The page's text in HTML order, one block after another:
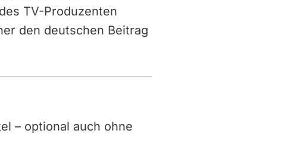
TV-Produzenten
den deutschen Beitrag
– optional auch ohne